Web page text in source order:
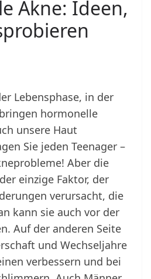
Akne: Ideen,
Lebensphase, in der
hormonelle
unsere Haut
Sie jeden Teenager –
Aber die
einzige Faktor, der
verursacht, die
kann sie auch vor der
Auf der anderen Seite
und Wechseljahre
verbessern und bei